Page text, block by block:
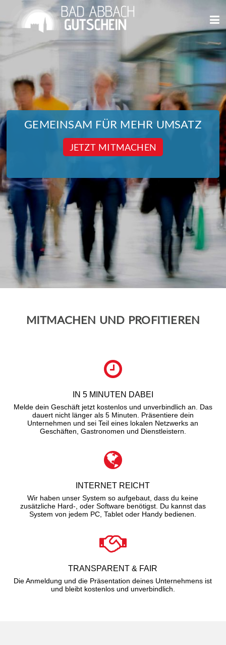
GEMEINSAM FÜR MEHR UMSATZ
JETZT MITMACHEN
MITMACHEN UND PROFITIEREN
IN 5 MINUTEN DABEI
Melde dein Geschäft jetzt kostenlos und unverbindlich an. Das
dauert nicht länger als 5 Minuten. Präsentiere dein
Unternehmen und sei Teil eines lokalen Netzwerks an
Geschäften, Gastronomen und Dienstleistern.
INTERNET REICHT
Wir haben unser System so aufgebaut, dass du keine
zusätzliche Hard-, oder Software benötigst. Du kannst das
System von jedem PC, Tablet oder Handy bedienen.
TRANSPARENT & FAIR
Die Anmeldung und die Präsentation deines Unternehmens ist
und bleibt kostenlos und unverbindlich.
We use cookies
We use cookies and other technologies on our website. Some of these are
essential, while others help us to improve this website and your
experience. Personal data can be processed (e.g. IP addresses), e.g. B. for
personalized ads and content or ad and content measurement. You can
find more information about the use of your data in our data protection
declaration. You can revoke or adjust your selection at any time under
Settings.